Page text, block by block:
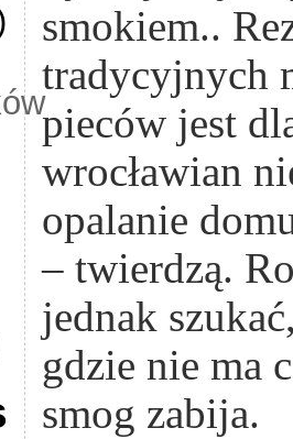
smokiem..
tradycyjnych
pieców jest
wrocławian
opalanie
– twierdzą.
jednak
gdzie nie ma
smog zabija.